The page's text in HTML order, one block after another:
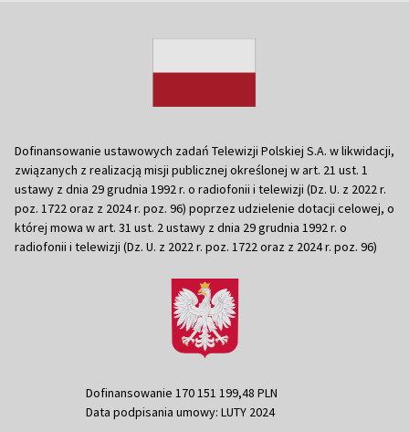
Dofinansowanie ustawowych zadań Telewizji Polskiej S.A. w likwidacji,
związanych z realizacją misji publicznej określonej w art. 21 ust. 1
ustawy z dnia 29 grudnia 1992 r. o radiofonii i telewizji (Dz. U. z 2022 r.
poz. 1722 oraz z 2024 r. poz. 96) poprzez udzielenie dotacji celowej, o
której mowa w art. 31 ust. 2 ustawy z dnia 29 grudnia 1992 r. o
radiofonii i telewizji (Dz. U. z 2022 r. poz. 1722 oraz z 2024 r. poz. 96)
Dofinansowanie 170 151 199,48 PLN
Data podpisania umowy: LUTY 2024